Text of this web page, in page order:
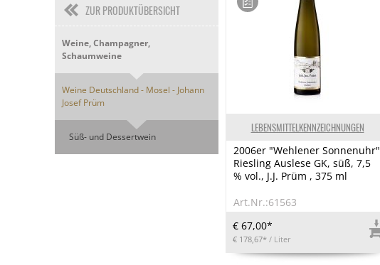
ZUR PRODUKTÜBERSICHT
Weine, Champagner,
Schaumweine
Weine Deutschland - Mosel - Johann
Josef Prüm
Süß- und Dessertwein
LEBENSMITTELKENNZEICHNUNGEN
2006er "Wehlener Sonnenuhr"
Riesling Auslese GK, süß, 7,5
% vol., J.J. Prüm , 375 ml
Art.Nr.:61563
€ 67,00*
€ 178,67* / Liter